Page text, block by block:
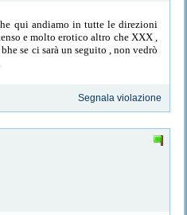
qui andiamo in tutte le direzioni
e molto erotico altro che XXX ,
se ci sarà un seguito , non vedrò
Segnala violazione